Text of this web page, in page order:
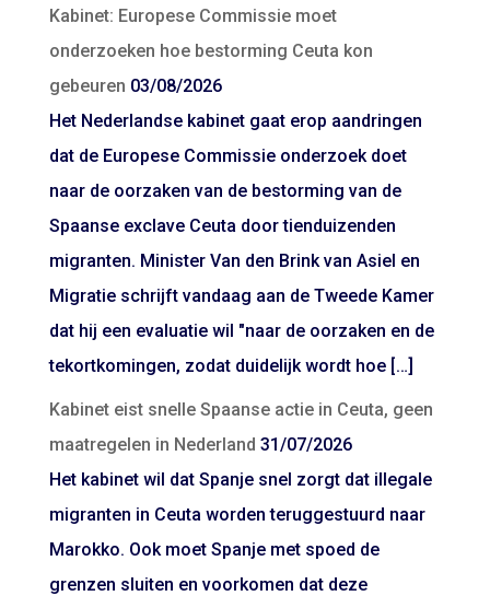
Kabinet: Europese Commissie moet
onderzoeken hoe bestorming Ceuta kon
gebeuren 03/08/2026
Het Nederlandse kabinet gaat erop aandringen
dat de Europese Commissie onderzoek doet
naar de oorzaken van de bestorming van de
Spaanse exclave Ceuta door tienduizenden
migranten. Minister Van den Brink van Asiel en
Migratie schrijft vandaag aan de Tweede Kamer
dat hij een evaluatie wil "naar de oorzaken en de
tekortkomingen, zodat duidelijk wordt hoe […]
Kabinet eist snelle Spaanse actie in Ceuta, geen
maatregelen in Nederland 31/07/2026
Het kabinet wil dat Spanje snel zorgt dat illegale
migranten in Ceuta worden teruggestuurd naar
Marokko. Ook moet Spanje met spoed de
grenzen sluiten en voorkomen dat deze